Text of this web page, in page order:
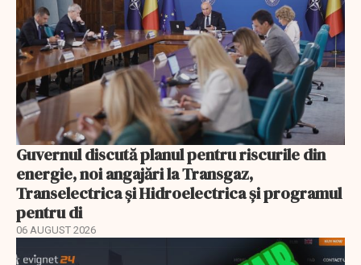
Guvernul discută planul pentru riscurile din
energie, noi angajări la Transgaz,
Transelectrica și Hidroelectrica și programul
pentru di
06 AUGUST 2026